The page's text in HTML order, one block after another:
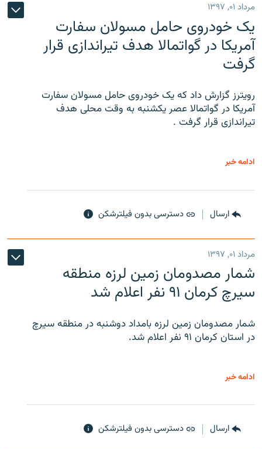
مرداد ۰۱, ۱۳۹۷
یک خودروی حامل مسولان سفارت
آمریکا در گواتمالا هدف تیراندازی قرار
گرفت
رویترز گزارش داد که یک خودروی حامل مسولان سفارت
آمریکا در گواتمالا عصر یکشنبه به وقت محلی هدف
تیراندازی قرار گرفت .
ادامه خبر
ارسال دسترسی بدون فیلترشکن
مرداد ۰۱, ۱۳۹۷
شمار مصدومان زمین لرزه منطقه
سیرچ کرمان ۹۱ نفر اعلام شد
شمار مصدومان زمین لرزه بامداد دوشنبه در منطقه سیرچ
در استان کرمان ۹۱ نفر اعلام شد.
ادامه خبر
ارسال دسترسی بدون فیلترشکن